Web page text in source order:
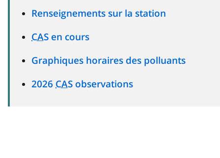
Renseignements sur la station
CAS en cours
Graphiques horaires des polluants
2026 CAS observations